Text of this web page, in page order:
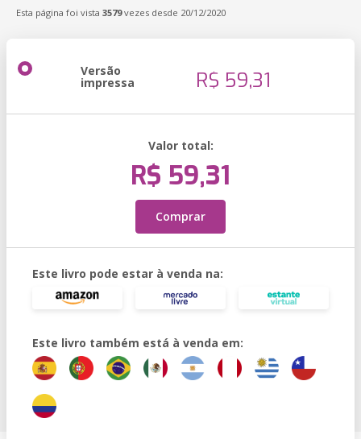
Esta página foi vista 3579vezes desde 20/12/2020
Versão
impressa R$ 59,31
Valor total:
R$ 59,31
Comprar
Este livro pode estar à venda na:
Este livro também está à venda em: